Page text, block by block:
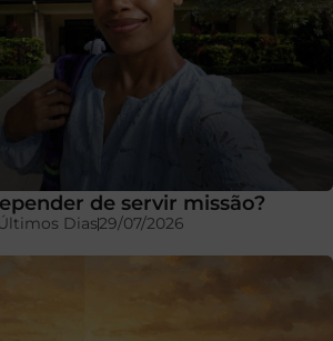
de servir missão?
Dias29/07/2026